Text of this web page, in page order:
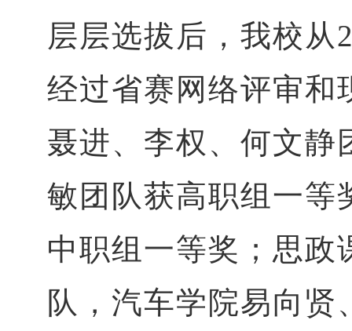
层层选拔后，我校从
经过省赛网络评审和
聂进、李权、何文静
敏团队获高职组一等
中职组一等奖；思政
队，汽车学院易向